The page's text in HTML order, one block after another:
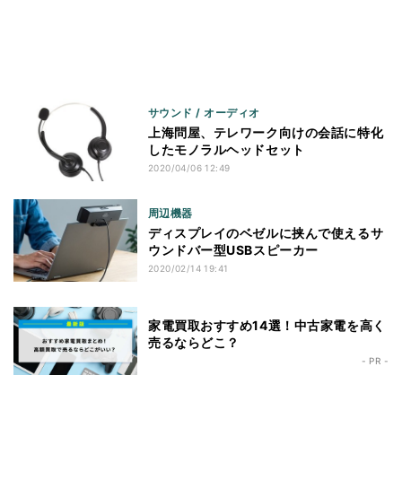
サウンド / オーディオ
上海問屋、テレワーク向けの会話に特化
したモノラルヘッドセット
2020/04/06 12:49
周辺機器
ディスプレイのベゼルに挟んで使えるサ
ウンドバー型USBスピーカー
2020/02/14 19:41
家電買取おすすめ14選！中古家電を高く
売るならどこ？
- PR -